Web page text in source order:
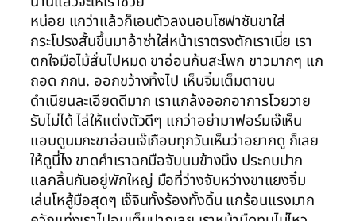
หน่อย แกว่าแล้วก็เอนตัวลงนอนโซฟาชันขาใส่
กระโปรงสั้นขึ้นมาอ้าซ่าใส่หน้าเราตรงตักเราเนี่ย เรา
ตกใจมือไม้สั่นไปหมด ขาอ่อนก้นสะโพก ขาวมากๆ แก
ถอด กกน. ออกขว้างทิ้งไป เห็นจิ๋มเต็มตาขน
ดำเนียนละเอียดดีมาก เราแกล้งออกอาการโวยวาย
รับไม่ได้ ไล่ให้แต่งตัวดีๆ แกว่าอย่ามาฟอร์มเจ๊เห็น
แอบดูนมกะขาอ่อนเจ๊เกือบทุกวันเห็นว่าอยากดู ก็เลย
ให้ดูนี่ไง ขาดคำเราฉกมือจับนมข้างนึง ประกบปาก
แลกลิ้นกันอยู่พักใหญ่ มือที่ว่างจับหว่างขาแยงจิ๋ม
เล่นโหสู้มือสุดๆ เจ๊จินทั้งร้องทั้งดิ้น แกร้อนแรงมาก